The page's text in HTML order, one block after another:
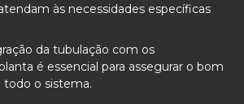
às necessidades específicas
da tubulação com os
é essencial para assegurar o bom
o sistema.